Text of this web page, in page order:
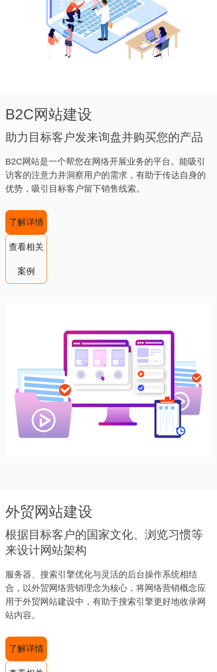
B2C网站建设
助力目标客户发来询盘并购买您的产品
B2C网站是一个帮您在网络开展业务的平台。能吸引
访客的注意力并洞察用户的需求，有助于传达自身的
优势，吸引目标客户留下销售线索。
了解详情
查看相关
案例
外贸网站建设
根据目标客户的国家文化、浏览习惯等
来设计网站架构
服务器、搜索引擎优化与灵活的后台操作系统相结
合，以外贸网络营销理念为核心，将网络营销概念应
用于外贸网站建设中，有助于搜索引擎更好地收录网
站内容。
了解详情